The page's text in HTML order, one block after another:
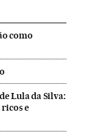
como
Lula da Silva:
ricos e